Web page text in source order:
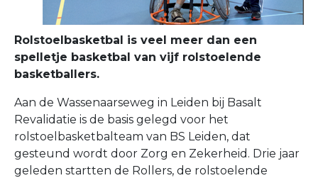
Rolstoelbasketbal is veel meer dan een
spelletje basketbal van vijf rolstoelende
basketballers.
Aan de Wassenaarseweg in Leiden bij Basalt
Revalidatie is de basis gelegd voor het
rolstoelbasketbalteam van BS Leiden, dat
gesteund wordt door Zorg en Zekerheid. Drie jaar
geleden startten de Rollers, de rolstoelende